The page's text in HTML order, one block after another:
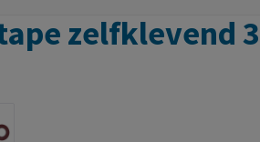
zelfklevend